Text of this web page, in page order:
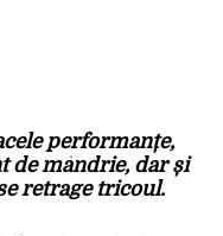
performanțe,
de mândrie, dar și
retrage tricoul.